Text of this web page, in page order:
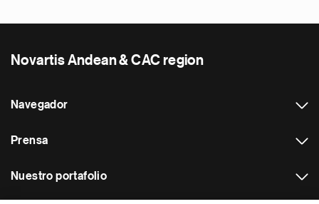
Novartis Andean & CAC region
Navegador
Prensa
Nuestro portafolio